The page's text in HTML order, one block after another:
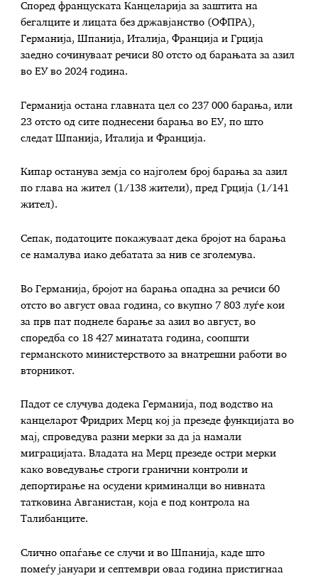
Според француската Канцеларија за заштита на
бегалците и лицата без државјанство (ОФПРА),
Германија, Шпанија, Италија, Франција и Грција
заедно сочинуваат речиси 80 отсто од барањата за азил
во ЕУ во 2024 година.
Германија остана главната цел со 237 000 барања, или
23 отсто од сите поднесени барања во ЕУ, по што
следат Шпанија, Италија и Франција.
Кипар останува земја со најголем број барања за азил
по глава на жител (1/138 жители), пред Грција (1/141
жител).
Сепак, податоците покажуваат дека бројот на барања
се намалува иако дебатата за нив се зголемува.
Во Германија, бројот на барања опадна за речиси 60
отсто во август оваа година, со вкупно 7 803 луѓе кои
за прв пат поднеле барање за азил во август, во
споредба со 18 427 минатата година, соопшти
германското министерството за внатрешни работи во
вторникот.
Падот се случува додека Германија, под водство на
канцеларот Фридрих Мерц кој ја презеде функцијата во
мај, спроведува разни мерки за да ја намали
миграцијата. Владата на Мерц презеде остри мерки
како воведување строги гранични контроли и
депортирање на осудени криминалци во нивната
татковина Авганистан, која е под контрола на
Талибанците.
Слично опаѓање се случи и во Шпанија, каде што
помеѓу јануари и септември оваа година пристигнаа